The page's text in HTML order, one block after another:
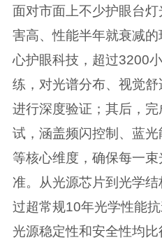
面对市面上不少护眼台
害高、性能半年就衰减
心护眼科技，超过3200
练，对光谱分布、视觉
进行深度验证；其后，
试，涵盖频闪控制、蓝
等核心维度，确保每一
准。从光源芯片到光学
过超常规10年光学性能抗
光源稳定性和安全性均